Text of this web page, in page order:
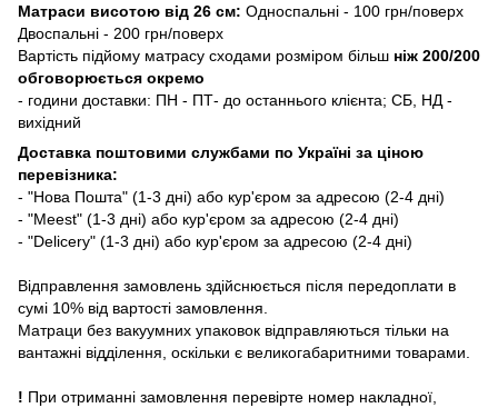
Матраси висотою від 26 см: Односпальні - 100 грн/поверх
Двоспальні - 200 грн/поверх
Вартість підйому матрасу сходами розміром більш ніж 200/200
обговорюється окремо
- години доставки: ПН - ПТ- до останнього клієнта; СБ, НД -
вихідний
Доставка поштовими службами по Україні за ціною
перевізника:
- "Нова Пошта" (1-3 дні) або кур'єром за адресою (2-4 дні)
- "Meest" (1-3 дні) або кур'єром за адресою (2-4 дні)
- "Delicery" (1-3 дні) або кур'єром за адресою (2-4 дні)
Відправлення замовлень здійснюється після передоплати в
сумі 10% від вартості замовлення.
Матраци без вакуумних упаковок відправляються тільки на
вантажні відділення, оскільки є великогабаритними товарами.
! При отриманні замовлення перевірте номер накладної,